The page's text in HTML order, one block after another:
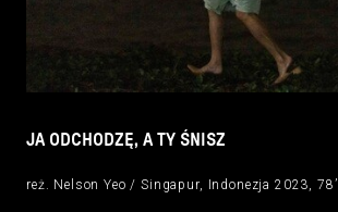
JA ODCHODZĘ, A TY ŚNISZ
reż. Nelson Yeo / Singapur, Indonezja 2023, 78’